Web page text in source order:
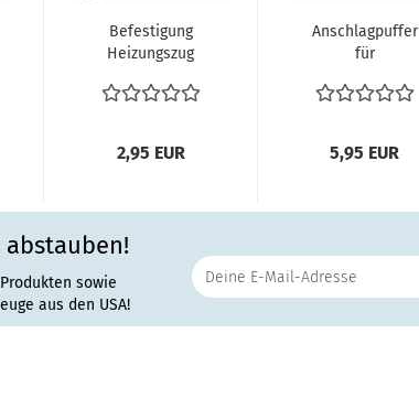
Befestigung
Heizungszug
Befestigung...
2,95 EUR
Anschlagpuffer
für
Käfer mit
5,95 EUR
sowie
aus den USA!